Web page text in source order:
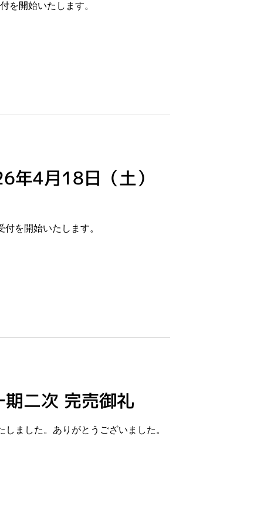
を開始いたします。
年4月18日（土）
を開始いたします。
期二次 完売御礼
ました。ありがとうございました。